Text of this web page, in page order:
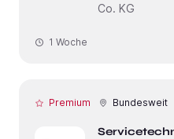
Co. KG
1 Woche
Premium Bundesweit